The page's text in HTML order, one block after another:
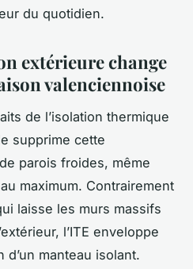
du quotidien.
extérieure change
valenciennoise
de l’isolation thermique
supprime cette
parois froides, même
maximum. Contrairement
laisse les murs massifs
l’ITE enveloppe
manteau isolant.